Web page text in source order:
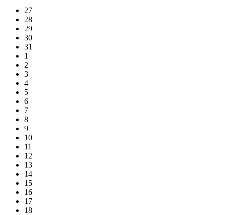
27
28
29
30
31
1
2
3
4
5
6
7
8
9
10
11
12
13
14
15
16
17
18